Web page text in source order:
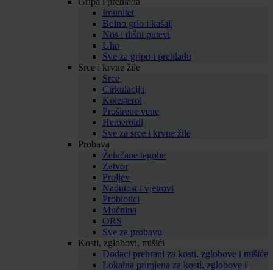
Imunitet
Bolno grlo i kašalj
Nos i dišni putevi
Uho
Sve za gripu i prehladu
Srce i krvne žile
Srce
Cirkulacija
Kolesterol
Proširene vene
Hemeroidi
Sve za srce i krvne žile
Probava
Želučane tegobe
Zatvor
Proljev
Nadutost i vjetrovi
Probiotici
Mučnina
ORS
Sve za probavu
Kosti, zglobovi, mišići
Dodaci prehrani za kosti, zglobove i mišiće
Lokalna primjena za kosti, zglobove i